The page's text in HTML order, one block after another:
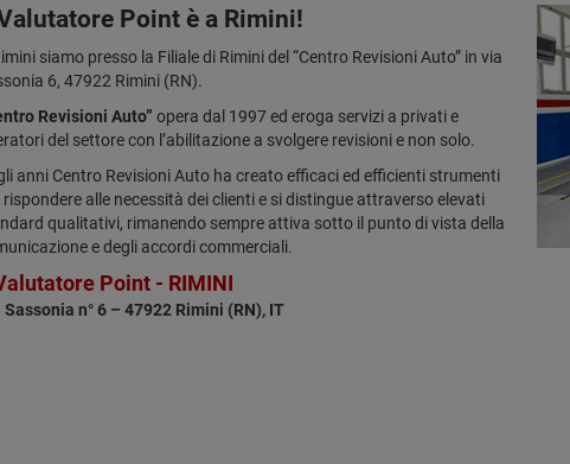
Point è a Rimini!
siamo presso la Filiale di Rimini del “Centro Revisioni Auto” in via
6, 47922 Rimini (RN).
Revisioni Auto” opera dal 1997 ed eroga servizi a privati e
del settore con l’abilitazione a svolgere revisioni e non solo.
anni Centro Revisioni Auto ha creato efficaci ed efficienti strumenti
rispondere alle necessità dei clienti e si distingue attraverso elevati
qualitativi, rimanendo sempre attiva sotto il punto di vista della
e degli accordi commerciali.
Point - RIMINI
Sassonia n° 6 – 47922 Rimini (RN), IT